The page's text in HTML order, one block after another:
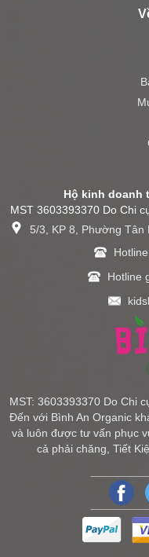
Hộ kinh doanh
MST 3603393370 Do Chi
5/3, KP 8, Phường
Hotline
MST: 3603393370 Do Chi
Đến với Bình An Organic
và luôn được tư vấn phục
cả phải chăng, Tiết